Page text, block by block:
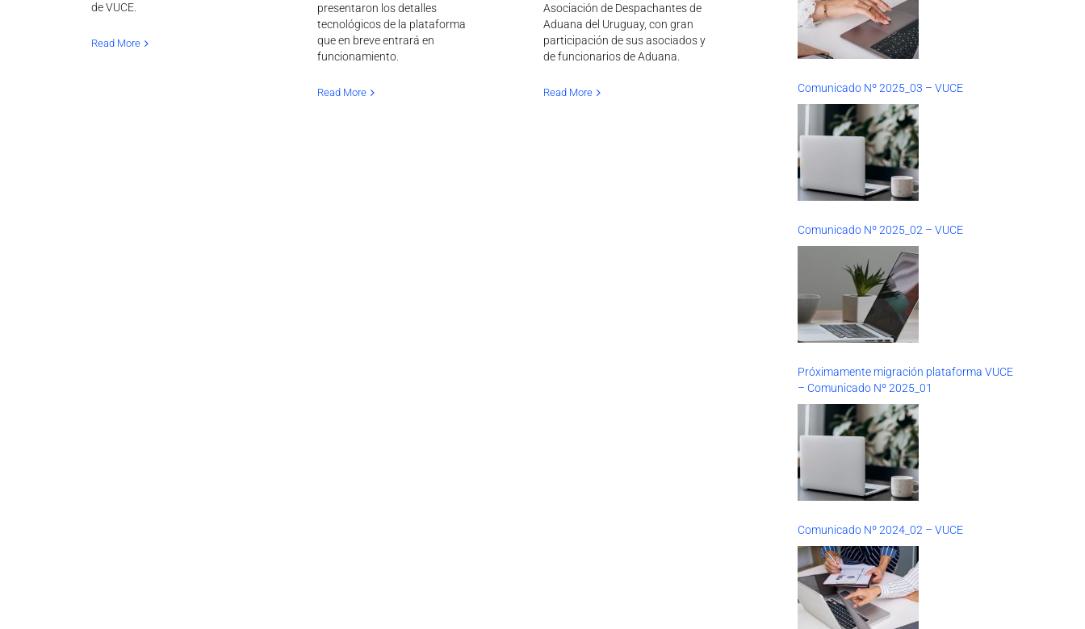
de VUCE.
Read More
presentaron los detalles
tecnológicos de la plataforma
que en breve entrará en
funcionamiento.
Read More
Asociación de Despachantes de
Aduana del Uruguay, con gran
participación de sus asociados y
de funcionarios de Aduana.
Read More Comunicado Nº 2025_03 – VUCE
Comunicado Nº 2025_02 – VUCE
Próximamente migración plataforma VUCE
– Comunicado Nº 2025_01
Comunicado Nº 2024_02 – VUCE